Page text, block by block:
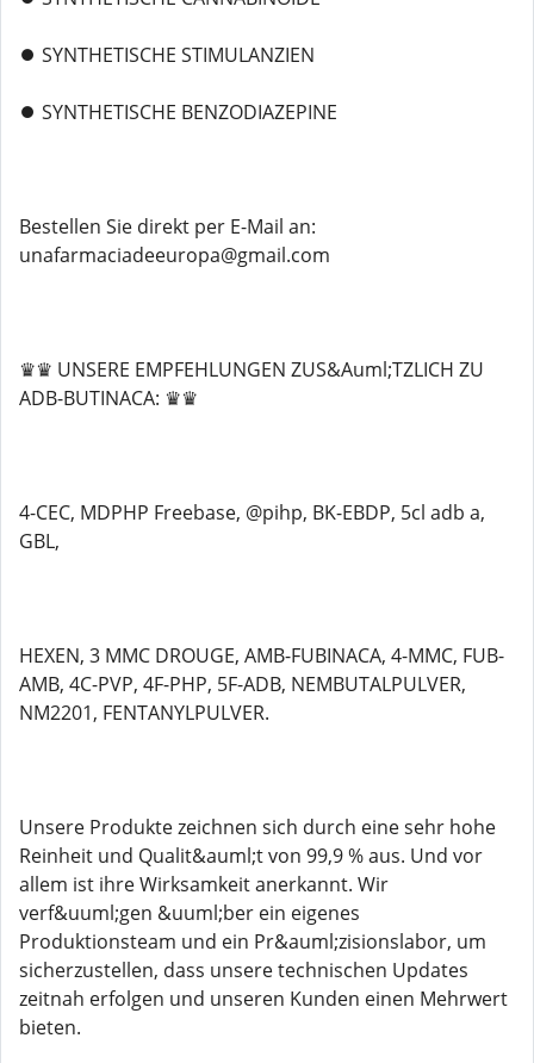
⏺️ SYNTHETISCHE STIMULANZIEN
⏺️ SYNTHETISCHE BENZODIAZEPINE
Bestellen Sie direkt per E-Mail an:
unafarmaciadeeuropa@gmail.com
♛♛ UNSERE EMPFEHLUNGEN ZUS&Auml;TZLICH ZU
ADB-BUTINACA: ♛♛
4-CEC, MDPHP Freebase, @pihp, BK-EBDP, 5cl adb a,
GBL,
HEXEN, 3 MMC DROUGE, AMB-FUBINACA, 4-MMC, FUB-
AMB, 4C-PVP, 4F-PHP, 5F-ADB, NEMBUTALPULVER,
NM2201, FENTANYLPULVER.
Unsere Produkte zeichnen sich durch eine sehr hohe
Reinheit und Qualit&auml;t von 99,9 % aus. Und vor
allem ist ihre Wirksamkeit anerkannt. Wir
verf&uuml;gen &uuml;ber ein eigenes
Produktionsteam und ein Pr&auml;zisionslabor, um
sicherzustellen, dass unsere technischen Updates
zeitnah erfolgen und unseren Kunden einen Mehrwert
bieten.